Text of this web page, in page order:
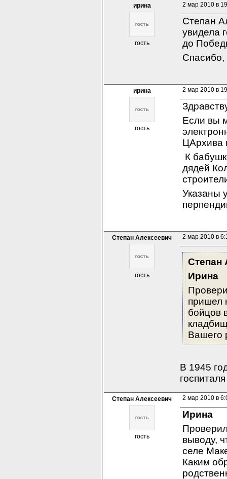
ирина
гость
2 мар 2010 в
Степан
увидела
до
ирина
гость
2 мар 2010 в
Если вы
ЦАрхива
К
дядей
Указаны
Степан Алексеевич
гость
2 мар 2010 в
Степан
Ирина
пришел
бойцов
Вашего
В 1945
Степан Алексеевич
гость
2 мар 2010 в
Ирина
выводу,
селе
Каким